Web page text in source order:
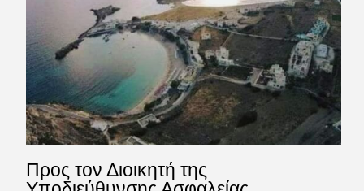
Προς τον Διοικητή της